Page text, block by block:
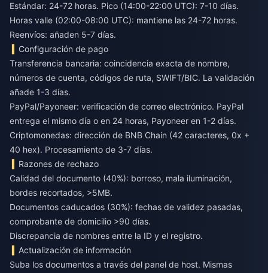
Estándar: 24-72 horas. Pico (14:00-22:00 UTC): 7-10 días.
Horas valle (02:00-08:00 UTC): mantiene las 24-72 horas.
Reenvíos: añaden 5-7 días.
Configuración de pago
Transferencia bancaria: coincidencia exacta de nombre,
números de cuenta, códigos de ruta, SWIFT/BIC. La validación
añade 1-3 días.
PayPal/Payoneer: verificación de correo electrónico. PayPal
entrega el mismo día o en 24 horas, Payoneer en 1-2 días.
Criptomonedas: dirección de BNB Chain (42 caracteres, 0x +
40 hex). Procesamiento de 3-7 días.
Razones de rechazo
Calidad del documento (40%): borroso, mala iluminación,
bordes recortados, >5MB.
Documentos caducados (30%): fechas de validez pasadas,
comprobante de domicilio >90 días.
Discrepancia de nombres entre la ID y el registro.
Actualización de información
Suba los documentos a través del panel de host. Mismas